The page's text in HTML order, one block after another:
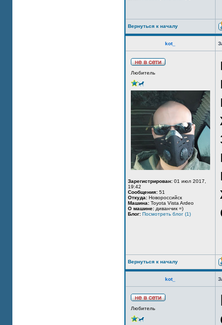
Вернуться к началу
kot_
Любитель
Зарегистрирован: 01 июл 2017,
19:42
Сообщения: 51
Откуда: Новороссийск
Машина: Toyota Vista Ardeo
О машине: диванчик =)
Блог: Посмотреть блог (1)
Вернуться к началу
kot_
Любитель